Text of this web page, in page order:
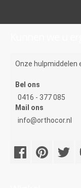
Onze hulpmiddelen
Bel ons
0416 - 377 085
Mail ons
info@orthocor.nl